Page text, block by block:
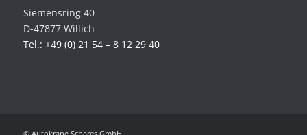
Siemensring 40
D-47877 Willich
Tel.: +49 (0) 21 54 – 8 12 29 40